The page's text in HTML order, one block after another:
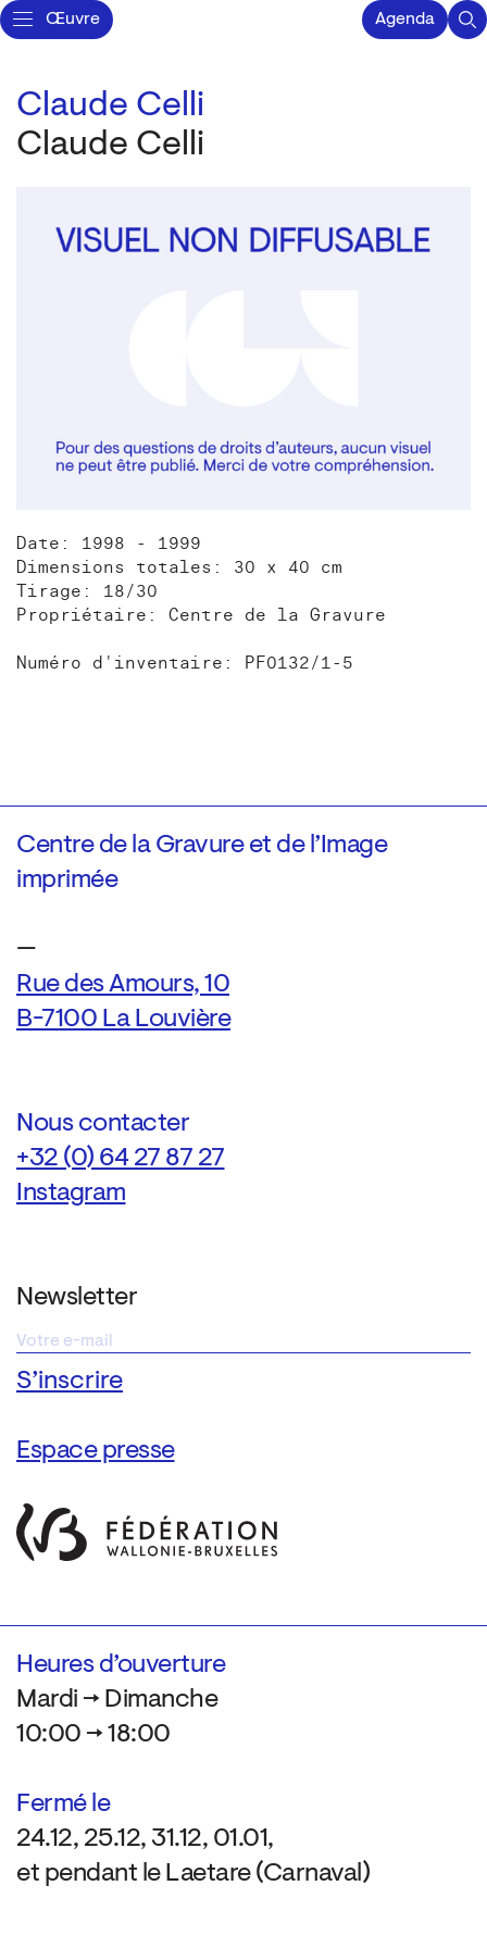
Œuvre Agenda
Claude Celli
Claude Celli
Date: 1998 - 1999
Dimensions totales: 30 x 40 cm
Tirage: 18/30
Propriétaire: Centre de la Gravure
Numéro d'inventaire: PF0132/1-5
Centre de la Gravure et de l’Image
imprimée
—
Rue des Amours, 10
B-7100 La Louvière
Nous contacter
+32 (0) 64 27 87 27
Instagram
Newsletter
Espace presse
Heures d’ouverture
Mardi → Dimanche
10:00 → 18:00
Fermé le
24.12, 25.12, 31.12, 01.01,
et pendant le Laetare (Carnaval)